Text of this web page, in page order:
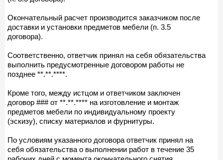
Окончательный расчет производится заказчиком после
доставки и установки предметов мебели (п. 3.5
договора).
Соответственно, ответчик принял на себя обязательства
выполнить предусмотренные договором работы не
позднее **.**.****.
Кроме того, между истцом и ответчиком заключен
договор ### от **.**.**** на изготовление и монтаж
предметов мебели по индивидуальному проекту
(эскизу), списку материалов и фурнитуры.
По условиям указанного договора ответчик принял на
себя обязательства о выполнении работ в течение 35